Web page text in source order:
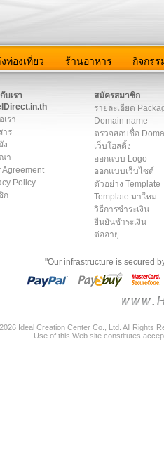
ท่องเที่ยว ร้านอาหาร กิจกรร
บเรา
รา
าร
ง
า
Agreement
Policy
ก
สมัครสมาชิก
รายละเอียด
Domain name
ตรวจสอบชื่อ
เว็บโฮสติ้ง
ออกแบบ Logo
ออกแบบเว็บไซต์
ตัวอย่าง Template
Template มาใหม่
วิธีการชำระเงิน
ยืนยันชำระเงิน
ต่ออายุ
"Our infrastructure is secured
Ideal Creation Center Co., Ltd. All Rights
Use of this Web site constitutes